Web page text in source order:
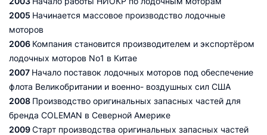
2005 Начинается массовое производство лодочные
моторов
2006 Компания становится производителем и экспортёром
лодочных моторов No1 в Китае
2007 Начало поставок лодочных моторов под обеспечение
флота Великобритании и военно- воздушных сил США
2008 Производство оригинальных запасных частей для
бренда COLEMAN в Северной Америке
2009Старт производства оригинальных запасных частей